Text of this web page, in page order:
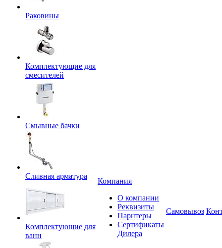
Раковины
Комплектующие для
смесителей
Смывные бачки
Сливная арматура
Комплектующие для
ванн
Компания
О компании
Реквизиты
Парнтеры
Сертификаты
Дилера
Самовывоз